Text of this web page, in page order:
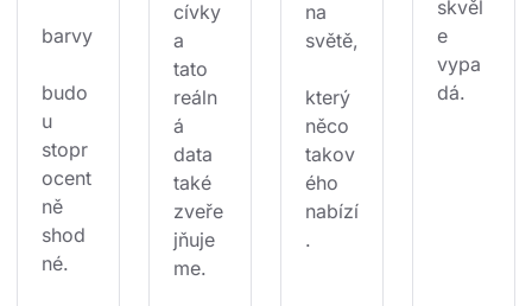
barvy
budo
u
stopr
ocent
ně
shod
né.
cívky
a
tato
reáln
á
data
také
zveře
jňuje
me.
na
světě,
který
něco
takov
ého
nabízí
.
skvěl
e
vypa
dá.